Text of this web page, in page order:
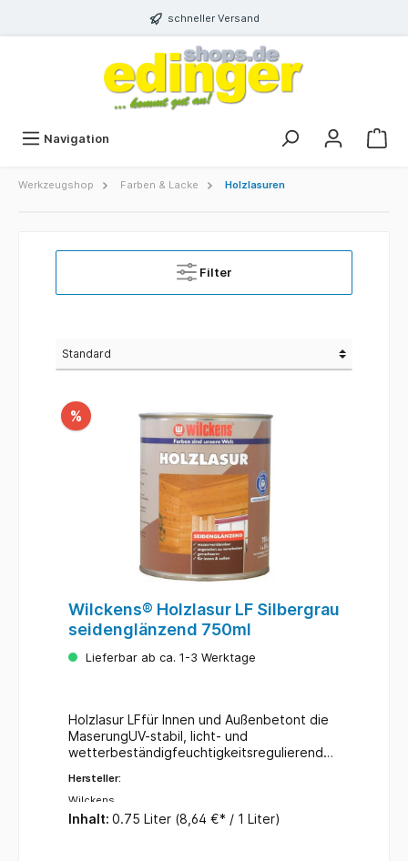
schneller Versand
Navigation
Werkzeugshop Farben & Lacke Holzlasuren
Filter
%
Wilckens® Holzlasur LF Silbergrau
seidenglänzend 750ml
Lieferbar ab ca. 1-3 Werktage
Holzlasur LFfür Innen und Außenbetont die
MaserungUV-stabil, licht- und
wetterbeständigfeuchtigkeitsregulierendde
Abblättern des AnstrichesFarbe:
silbergrauInhalt: 750 ml
Hersteller:
Wilckens
Inhalt: 0.75 Liter (8,64 €* / 1 Liter)